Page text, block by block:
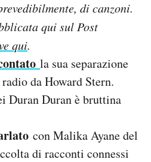
di canzoni.
qui sul Post
qui.
la sua separazione
da Howard Stern.
Duran Duran è bruttina
con Malika Ayane del
di racconti connessi